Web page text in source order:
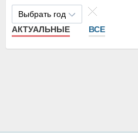
Выбрать год
АКТУАЛЬНЫЕ
ВСЕ